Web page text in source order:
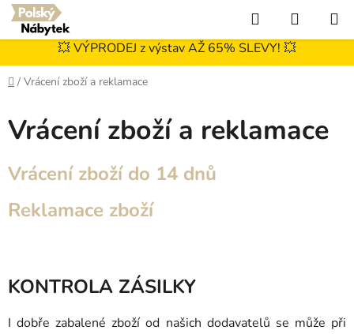
Přejít
na
obsah
Hledat
KOŠÍK
💥 VÝPRODEJ z výstav AŽ 65% SLEVY! 💥
Domů
/ Vrácení zboží a reklamace
Vrácení zboží a reklamace
Vrácení zboží do 14 dnů
Reklamace zboží
KONTROLA ZÁSILKY
I dobře zabalené zboží od našich dodavatelů se může při